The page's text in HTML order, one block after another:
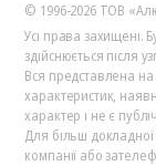
© 1996-2026 ТОВ
Усі права захищені.
здійснюється після
Вся представлена на
характеристик,
характер і не є
Для більш докладної
компанії або